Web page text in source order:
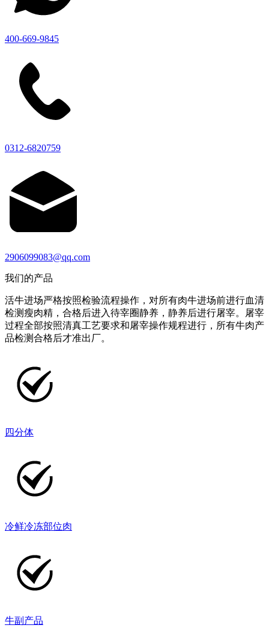
400-669-9845
0312-6820759
2906099083@qq.com
我们的产品
活牛进场严格按照检验流程操作，对所有肉牛进场前进行血清
检测瘦肉精，合格后进入待宰圈静养，静养后进行屠宰。屠宰
过程全部按照清真工艺要求和屠宰操作规程进行，所有牛肉产
品检测合格后才准出厂。
四分体
冷鲜冷冻部位肉
牛副产品